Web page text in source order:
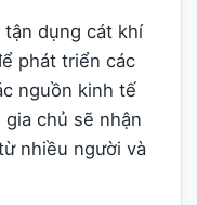
tận dụng cát khí
phát triển các
nguồn kinh tế
chủ sẽ nhận
nhiều người và